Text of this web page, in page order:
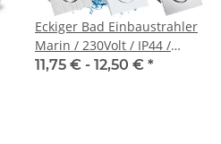
Eckiger Bad Einbaustrahler
Marin / 230Volt / IP44 /
Ohne LED Leuchtmittel
11,75 € - 12,50 € *